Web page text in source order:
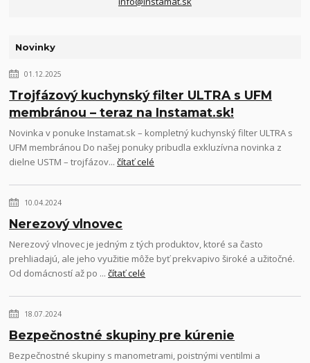
Novinky
01.12.2025
Trojfázový kuchynský filter ULTRA s UFM
membránou – teraz na Instamat.sk!
Novinka v ponuke Instamat.sk – kompletný kuchynský filter ULTRA s
UFM membránou Do našej ponuky pribudla exkluzívna novinka z
dielne USTM – trojfázov...čítať celé
10.04.2024
Nerezový vlnovec
Nerezový vlnovec je jedným z tých produktov, ktoré sa často
prehliadajú, ale jeho využitie môže byť prekvapivo široké a užitočné.
Od domácností až po ...čítať celé
18.07.2024
Bezpečnostné skupiny pre kúrenie
Bezpečnostné skupiny s manometrami, poistnými ventilmi a